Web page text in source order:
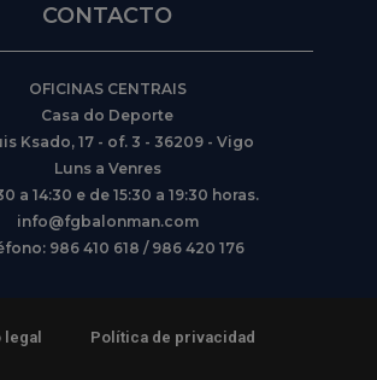
CONTACTO
OFICINAS CENTRAIS
Casa do Deporte
Ksado, 17 - of. 3 - 36209 - Vigo
Luns a Venres
a 14:30 e de 15:30 a 19:30 horas.
info@fgbalonman.com
986 410 618 / 986 420 176
legal Política de privacidad